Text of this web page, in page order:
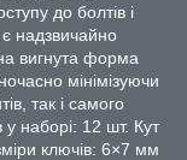
до болтів і
надзвичайно
вигнута форма
мінімізуючи
так і самого
у наборі: 12 шт. Кут
ключів: 6×7 мм